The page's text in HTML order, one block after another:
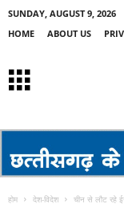
SUNDAY, AUGUST 9, 2026
HOME
ABOUT US
होम देश-विदेश चीन से लौट रहे